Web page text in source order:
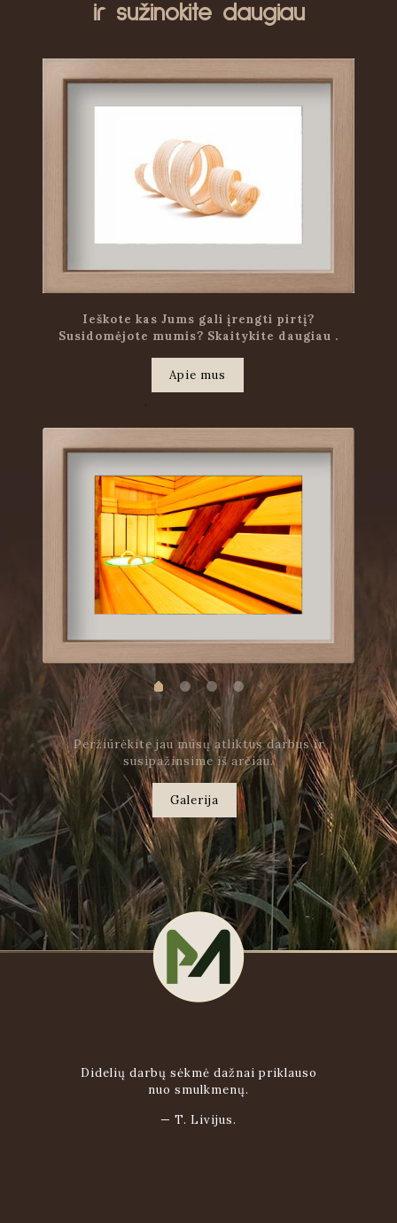
ir sužinokite daugiau
Ieškote kas Jums gali įrengti pirtį?
Susidomėjote mumis? Skaitykite daugiau .
.
Apie mus
Peržiūrėkite jau mūsų atliktus darbus ir
susipažinsime iš arčiau.
Galerija
Didelių darbų sėkmė dažnai priklauso
nuo smulkmenų.
— T. Livijus.